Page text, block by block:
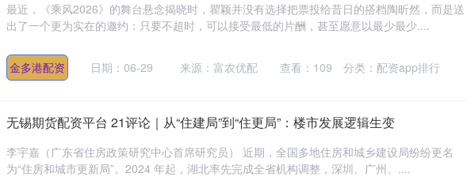
最近，《乘风2026》的舞台悬念揭晓时，瞿颖并没有选择把票投给昔日的搭档陶昕然，而是送
出了一个更为实在的邀约：只要不超时，可以接受最低的片酬，甚至愿意以最少最少....
金多港配资 日期：06-29 来源：富农优配 查看： 109 分类： 配资app排行
无锡期货配资平台 21评论｜从“住建局”到“住更局”：楼市发展逻辑生变
李宇嘉（广东省住房政策研究中心首席研究员） 近期，全国多地住房和城乡建设局纷纷更名
为“住房和城市更新局”。2024 年起，湖北率先完成全省机构调整，深圳、广州、....
14311.01